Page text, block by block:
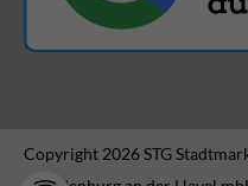
Copyright 2026 STG